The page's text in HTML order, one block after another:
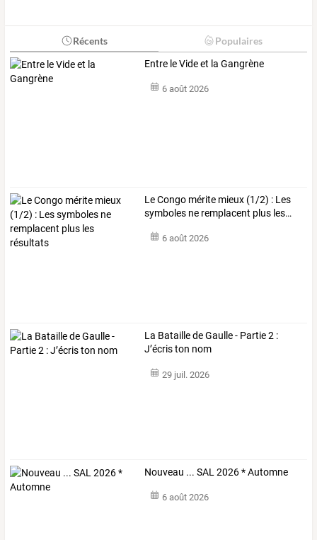
Récents Populaires
Entre le Vide et la Gangrène
6 août 2026
LeCongo mérite mieux (1/2) : Les
symboles ne remplacent plus les…
6 août 2026
La Bataille de Gaulle - Partie 2 :
J’écris ton nom
29 juil. 2026
Nouveau ... SAL 2026 * Automne
6 août 2026